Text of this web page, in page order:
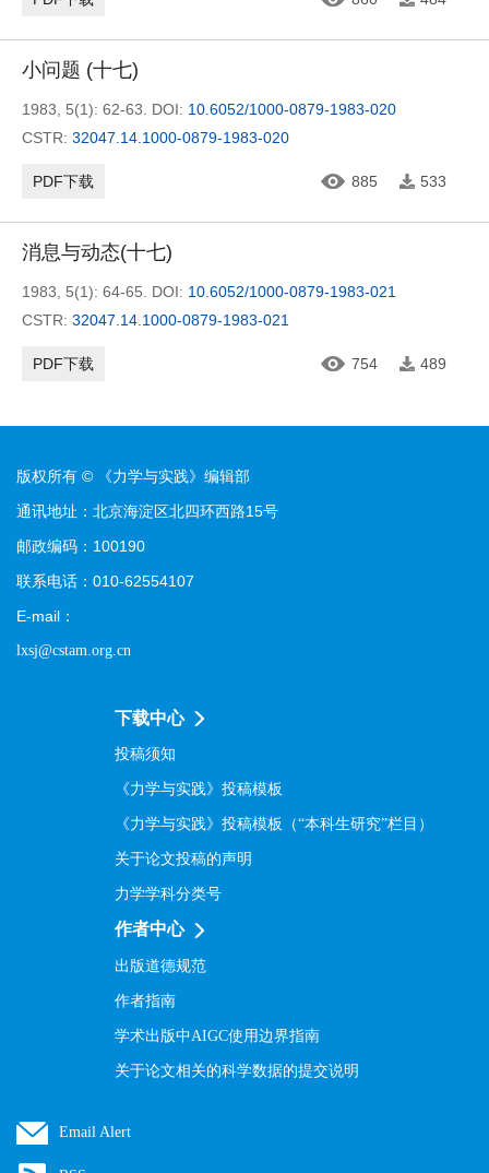
小问题 (十七)
1983, 5(1): 62-63. DOI: 10.6052/1000-0879-1983-020
CSTR: 32047.14.1000-0879-1983-020
PDF下载 885 533
消息与动态(十七)
1983, 5(1): 64-65. DOI: 10.6052/1000-0879-1983-021
CSTR: 32047.14.1000-0879-1983-021
PDF下载 754 489
版权所有 © 《力学与实践》编辑部
通讯地址：北京海淀区北四环西路15号
邮政编码：100190
联系电话：010-62554107
E-mail：
lxsj@cstam.org.cn
下载中心
投稿须知
《力学与实践》投稿模板
《力学与实践》投稿模板（“本科生研究”栏目）
关于论文投稿的声明
力学学科分类号
作者中心
出版道德规范
作者指南
学术出版中AIGC使用边界指南
关于论文相关的科学数据的提交说明
Email Alert